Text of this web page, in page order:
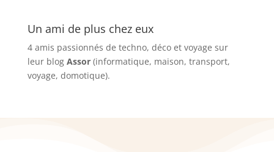
Un ami de plus chez eux
4 amis passionnés de techno, déco et voyage sur
leur blog Assor(informatique, maison, transport,
voyage, domotique).